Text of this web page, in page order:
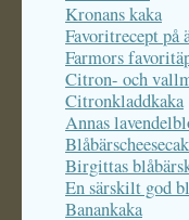
Kronans kaka
Favoritrecept på
Farmors
Citron- och
Citronkladdkaka
Annas
Birgittas
En särskilt god
Banankaka